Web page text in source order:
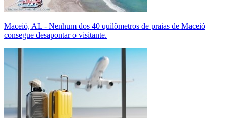
Maceió, AL - Nenhum dos 40 quilômetros de praias de Maceió
consegue desapontar o visitante.